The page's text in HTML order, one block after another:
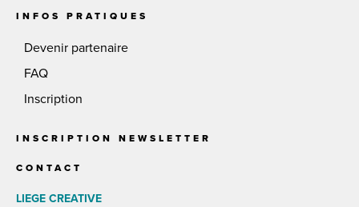
INFOS PRATIQUES
Devenir partenaire
FAQ
Inscription
INSCRIPTION NEWSLETTER
CONTACT
LIEGE CREATIVE